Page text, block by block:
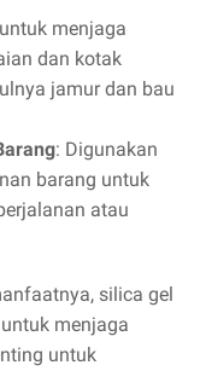
menjaga
dan kotak
jamur dan bau
: Digunakan
barang untuk
atau
silica gel
menjaga
untuk